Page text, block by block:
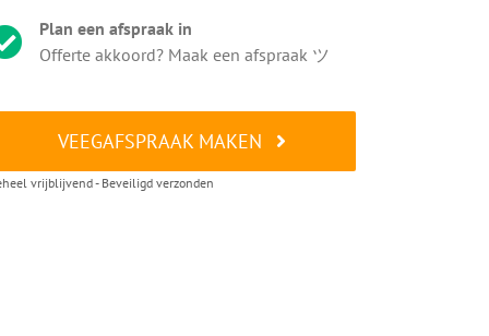
Plan een afspraak in
Offerte akkoord? Maak een afspraak ツ
VEEGAFSPRAAK MAKEN
vrijblijvend - Beveiligd verzonden